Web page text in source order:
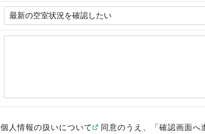
個人情報の扱いについて 同意のうえ、「確認画面へ